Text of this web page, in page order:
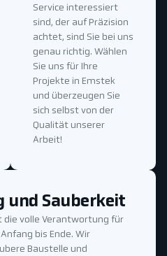
Service interessiert
sind, der auf Präzision
achtet, sind Sie bei uns
genau richtig. Wählen
Sie uns für Ihre
Projekte in Emstek
und überzeugen Sie
sich selbst von der
Qualität unserer
Arbeit!
und Sauberkeit
die volle Verantwortung für
bis Ende. Wir
Baustelle und